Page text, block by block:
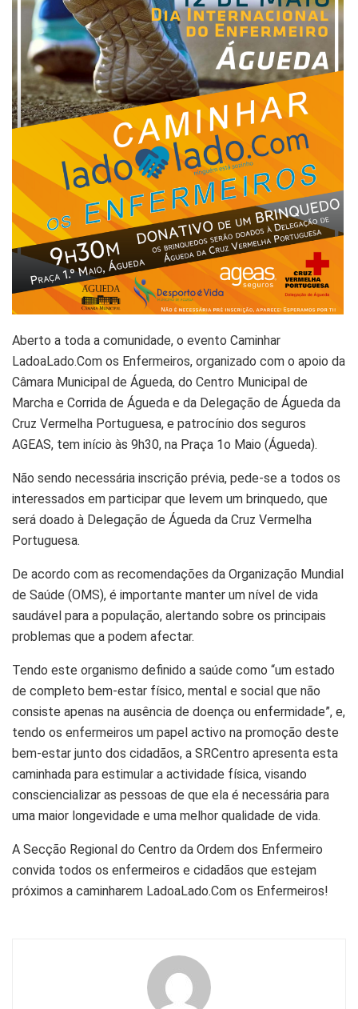
Aberto a toda a comunidade, o evento Caminhar
LadoaLado.Com os Enfermeiros, organizado com o apoio da
Câmara Municipal de Águeda, do Centro Municipal de
Marcha e Corrida de Águeda e da Delegação de Águeda da
Cruz Vermelha Portuguesa, e patrocínio dos seguros
AGEAS, tem início às 9h30, na Praça 1o Maio (Águeda).
Não sendo necessária inscrição prévia, pede-se a todos os
interessados em participar que levem um brinquedo, que
será doado à Delegação de Águeda da Cruz Vermelha
Portuguesa.
De acordo com as recomendações da Organização Mundial
de Saúde (OMS), é importante manter um nível de vida
saudável para a população, alertando sobre os principais
problemas que a podem afectar.
Tendo este organismo definido a saúde como “um estado
de completo bem-estar físico, mental e social que não
consiste apenas na ausência de doença ou enfermidade”, e,
tendo os enfermeiros um papel activo na promoção deste
bem-estar junto dos cidadãos, a SRCentro apresenta esta
caminhada para estimular a actividade física, visando
consciencializar as pessoas de que ela é necessária para
uma maior longevidade e uma melhor qualidade de vida.
A Secção Regional do Centro da Ordem dos Enfermeiro
convida todos os enfermeiros e cidadãos que estejam
próximos a caminharem LadoaLado.Com os Enfermeiros!